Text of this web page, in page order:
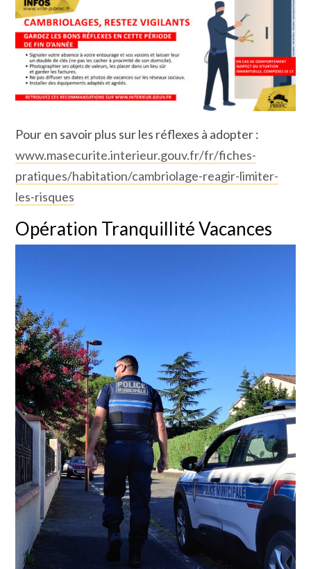
Pour en savoir plus sur les réflexes à adopter :
www.masecurite.interieur.gouv.fr/fr/fiches-
pratiques/habitation/cambriolage-reagir-limiter-
les-risques
Opération Tranquillité Vacances